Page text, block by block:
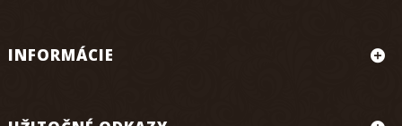
INFORMÁCIE